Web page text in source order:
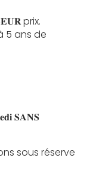
prix.
5 ans de
𝐒𝐀𝐍𝐒
sous réserve